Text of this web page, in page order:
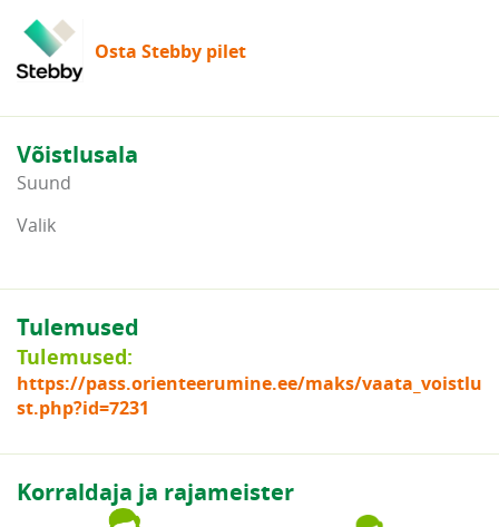
Osta Stebby pilet
Võistlusala
Suund
Valik
Tulemused
Tulemused:
https://pass.orienteerumine.ee/maks/vaata_voistlu
st.php?id=7231
Korraldaja ja rajameister